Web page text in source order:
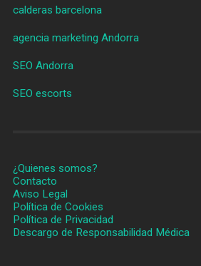
calderas barcelona
agencia marketing Andorra
SEO Andorra
SEO escorts
¿Quienes somos?
Contacto
Aviso Legal
Política de Cookies
Política de Privacidad
Descargo de Responsabilidad Médica